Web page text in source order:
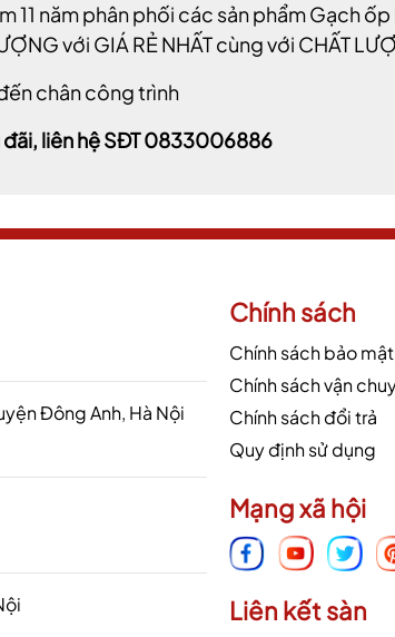
11 năm phân phối các sản phẩm Gạch
với GIÁ RẺ NHẤT cùng với CHẤT
chân công trình
liên hệ SĐT 0833006886
Đông Anh, Hà Nội
Chính sách
Chính sách bảo mật
Chính sách vận
Chính sách đổi trả
Quy định sử dụng
Mạng xã hội
Liên kết sàn